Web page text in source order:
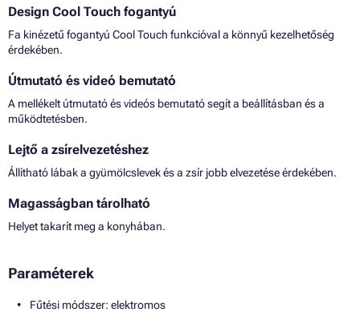
Design Cool Touch fogantyú
Fa kinézetű fogantyú Cool Touch funkcióval a könnyű kezelhetőség
érdekében.
Útmutató és videó bemutató
A mellékelt útmutató és videós bemutató segít a beállításban és a
működtetésben.
Lejtő a zsírelvezetéshez
Állítható lábak a gyümölcslevek és a zsír jobb elvezetése érdekében.
Magasságban tárolható
Helyet takarít meg a konyhában.
Paraméterek
Fűtési módszer: elektromos